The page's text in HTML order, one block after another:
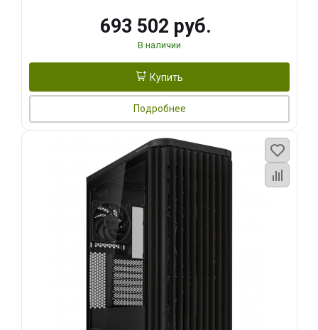
693 502 руб.
В наличии
Купить
Подробнее